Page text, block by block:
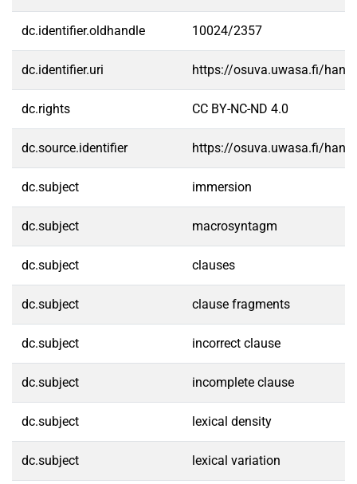
dc.identifier.oldhandle 10024/2357
dc.identifier.uri https://osuva.uwasa.fi/
dc.rights CC BY-NC-ND 4.0
dc.source.identifier https://osuva.uwasa.fi/
dc.subject immersion
dc.subject macrosyntagm
dc.subject clauses
dc.subject clause fragments
dc.subject incorrect clause
dc.subject incomplete clause
dc.subject lexical density
dc.subject lexical variation